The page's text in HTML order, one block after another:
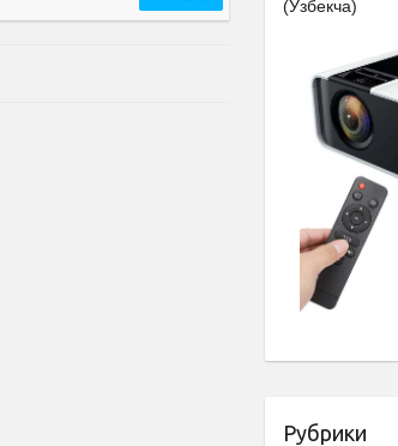
(Ўзбекча)
Рубрики